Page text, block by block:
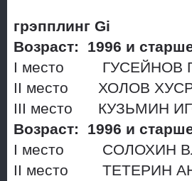
грэпплинг Gi
Возраст: 1996 и
I место ГУСЕЙНОВ
II место ХОЛОВ
III место КУЗЬМИН
Возраст: 1996 и
I место СОЛОХИН
II место ТЕТЕРИН